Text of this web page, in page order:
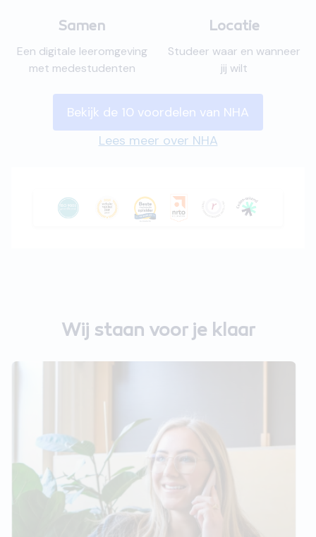
Samen
Een digitale leeromgeving
met medestudenten
Locatie
Studeer waar en wanneer
jij wilt
Bekijk de 10 voordelen van NHA
Lees meer over NHA
Wij staan voor je klaar